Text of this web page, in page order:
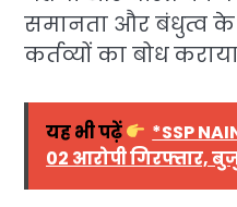
समानता और बंधुत्व के
कर्तव्यों का बोध
यह भी पढ़ें
*SSP
02 आरोपी गिरफ्तार,